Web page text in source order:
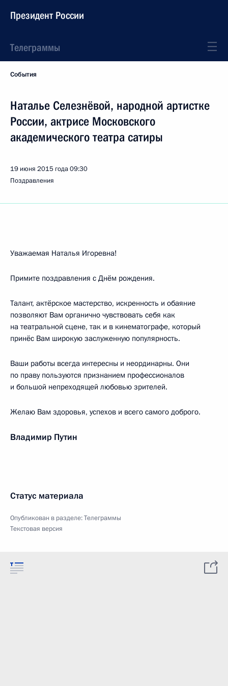
Президент России
Телеграммы
События
Наталье Селезнёвой, народной артистке
России, актрисе Московского
академического театра сатиры
19 июня 2015 года09:30
Поздравления
Уважаемая Наталья Игоревна!
Примите поздравления с Днём рождения.
Талант, актёрское мастерство, искренность и обаяние
позволяют Вам органично чувствовать себя как
на театральной сцене, так и в кинематографе, который
принёс Вам широкую заслуженную популярность.
Ваши работы всегда интересны и неординарны. Они
по праву пользуются признанием профессионалов
и большой непреходящей любовью зрителей.
Желаю Вам здоровья, успехов и всего самого доброго.
Владимир Путин
Статус материала
Опубликован в разделе:Телеграммы
Текстовая версия